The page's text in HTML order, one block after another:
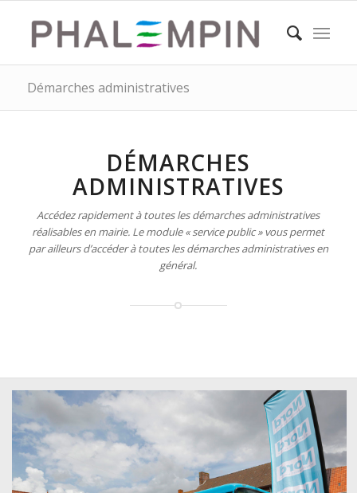
Démarches administratives
DÉMARCHES
ADMINISTRATIVES
Accédez rapidement à toutes les démarches administratives
réalisables en mairie. Le module « service public » vous permet
par ailleurs d’accéder à toutes les démarches administratives en
général.